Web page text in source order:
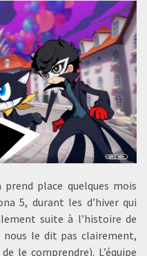
prend place quelques mois
5, durant les d’hiver qui
suite à l’histoire de
le dit pas clairement,
le comprendre). L’équipe